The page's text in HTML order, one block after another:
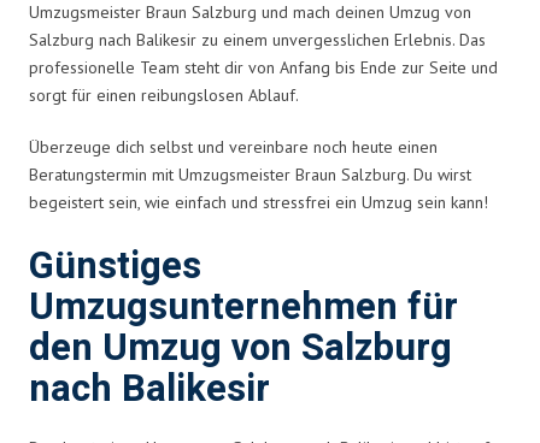
Umzugsmeister Braun Salzburg und mach deinen Umzug von
Salzburg nach Balikesir zu einem unvergesslichen Erlebnis. Das
professionelle Team steht dir von Anfang bis Ende zur Seite und
sorgt für einen reibungslosen Ablauf.
Überzeuge dich selbst und vereinbare noch heute einen
Beratungstermin mit Umzugsmeister Braun Salzburg. Du wirst
begeistert sein, wie einfach und stressfrei ein Umzug sein kann!
Günstiges
Umzugsunternehmen für
den Umzug von Salzburg
nach Balikesir